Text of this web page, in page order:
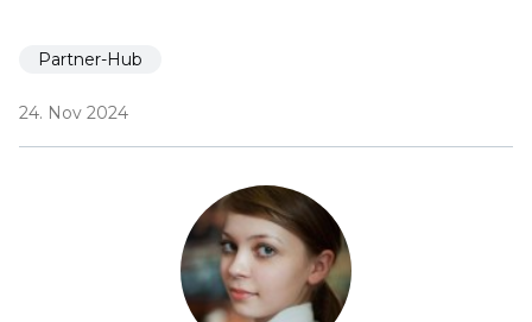
Partner-Hub
24. Nov 2024